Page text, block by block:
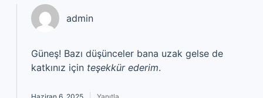
admin
Güneş! Bazı düşünceler bana uzak gelse de
katkınız için teşekkür ederim.